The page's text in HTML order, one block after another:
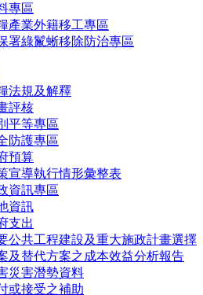
專區
產業外籍移工專區
署綠鬣蜥移除防治專區
法規及解釋
評核
平等專區
防護專區
預算
宣導執行情形彙整表
資訊專區
資訊
支出
公共工程建設及重大施政計畫選擇
及替代方案之成本效益分析報告
災害潛勢資料
或接受之補助